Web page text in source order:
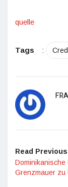
quelle
Tags :
Read Previous
Dominikanische
Grenzmauer zu